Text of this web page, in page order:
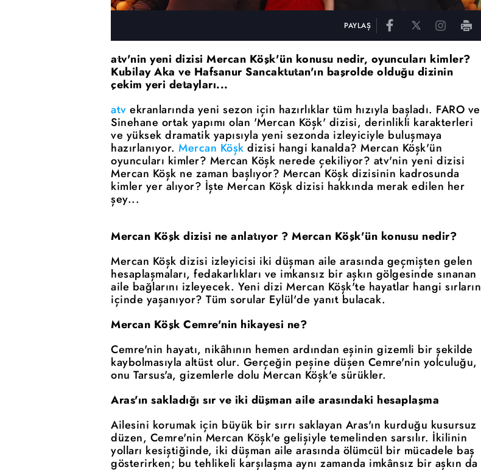
PAYLAŞ
atv'nin yeni dizisi Mercan Köşk'ün konusu nedir, oyuncuları kimler?
Kubilay Aka ve Hafsanur Sancaktutan'ın başrolde olduğu dizinin
çekim yeri detayları...
atv ekranlarında yeni sezon için hazırlıklar tüm hızıyla başladı. FARO ve
Sinehane ortak yapımı olan 'Mercan Köşk' dizisi, derinlikli karakterleri
ve yüksek dramatik yapısıyla yeni sezonda izleyiciyle buluşmaya
hazırlanıyor. Mercan Köşk dizisi hangi kanalda? Mercan Köşk'ün
oyuncuları kimler? Mercan Köşk nerede çekiliyor? atv'nin yeni dizisi
Mercan Köşk ne zaman başlıyor? Mercan Köşk dizisinin kadrosunda
kimler yer alıyor? İşte Mercan Köşk dizisi hakkında merak edilen her
şey...
Mercan Köşk dizisi ne anlatıyor ? Mercan Köşk'ün konusu nedir?
Mercan Köşk dizisi izleyicisi iki düşman aile arasında geçmişten gelen
hesaplaşmaları, fedakarlıkları ve imkansız bir aşkın gölgesinde sınanan
aile bağlarını izleyecek. Yeni dizi Mercan Köşk'te hayatlar hangi sırların
içinde yaşanıyor? Tüm sorular Eylül'de yanıt bulacak.
Mercan Köşk Cemre'nin hikayesi ne?
Cemre'nin hayatı, nikâhının hemen ardından eşinin gizemli bir şekilde
kaybolmasıyla altüst olur. Gerçeğin peşine düşen Cemre'nin yolculuğu,
onu Tarsus'a, gizemlerle dolu Mercan Köşk'e sürükler.
Aras'ın sakladığı sır ve iki düşman aile arasındaki hesaplaşma
Ailesini korumak için büyük bir sırrı saklayan Aras'ın kurduğu kusursuz
düzen, Cemre'nin Mercan Köşk'e gelişiyle temelinden sarsılır. İkilinin
yolları kesiştiğinde, iki düşman aile arasında ölümcül bir mücadele baş
gösterirken; bu tehlikeli karşılaşma aynı zamanda imkânsız bir aşkın da